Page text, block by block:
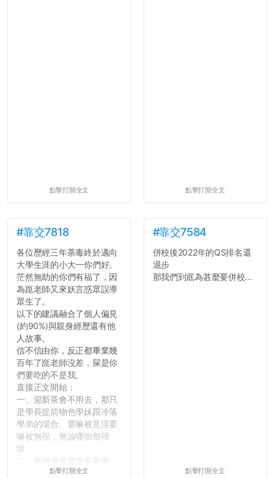
點擊打開全文 點擊打開全文
#靠交7818
各位歷經三年荼毒終於邁向
大學生涯的小大一你們好。
茫然無助的你們有福了，因
為崑老師又來妖言惑眾誤導
眾生了。
以下的建議融合了個人偏見
(約90%)與親身經歷還有他
人故事。
信不信由你，反正都畢業幾
百年了崑老師沒差，屎是你
們要吃的不是我。
直接正文開始：
一、迎新茶會不用去，那只
是學長提前物色學妹跟冷落
學弟的場合。要嘛被意淫要
嘛被無視，無論哪個都很
慘。
很多人一路輕鬆自在到畢業
點擊打開全文
#靠交7584
併校後2022年的QS排名還
退步
那我們到底為甚麼要併校...
點擊打開全文